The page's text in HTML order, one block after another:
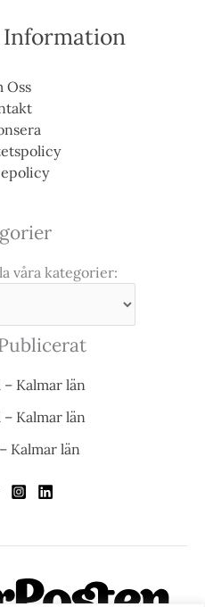
Oss
våra kategorier:
Kalmar län
Kalmar län
Kalmar län